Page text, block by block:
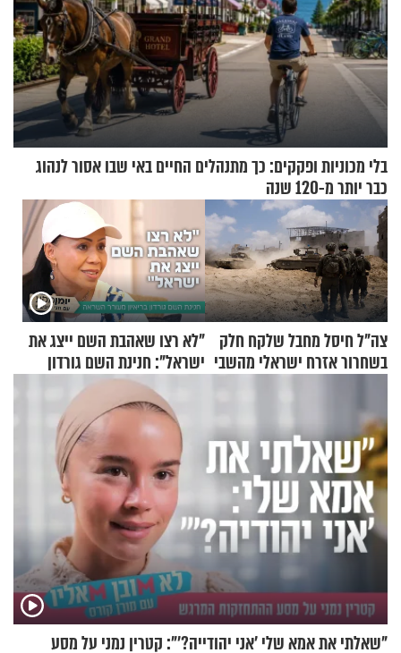
בלי מכוניות ופקקים: כך מתנהלים החיים באי שבו אסור לנהוג
כבר יותר מ-120 שנה
צה"ל חיסל מחבל שלקח חלק
בשחרור אזרח ישראלי מהשבי
"לא רצו שאהבת השם ייצג את
ישראל": חנינת השם גורדון
בריאיון מעורר השראה
"שאלתי את אמא שלי 'אני יהודייה?'": קטרין נמני על מסע